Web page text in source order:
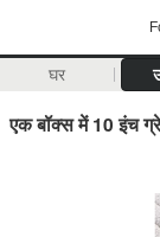
घर
एक बॉक्स में 10 इंच ग्रे